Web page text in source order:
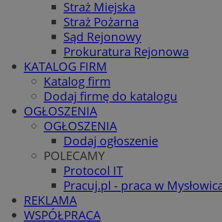
Straż Miejska
Straż Pożarna
Sąd Rejonowy
Prokuratura Rejonowa
KATALOG FIRM
Katalog firm
Dodaj firmę do katalogu
OGŁOSZENIA
OGŁOSZENIA
Dodaj ogłoszenie
POLECAMY
Protocol IT
Pracuj.pl - praca w
REKLAMA
WSPÓŁPRACA